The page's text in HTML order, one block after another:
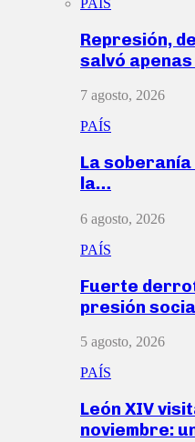
PAÍS
Represión,
salvó
7 agosto, 2026
PAÍS
La
la…
6 agosto, 2026
PAÍS
Fuerte
presión
5 agosto, 2026
PAÍS
León XIV
noviembre: